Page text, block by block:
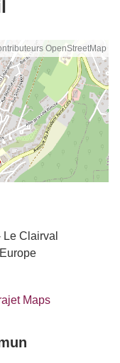
OpenStreetMap
Clairval
Maps